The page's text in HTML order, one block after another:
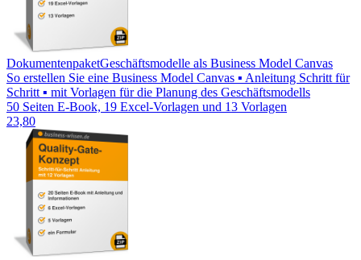
DokumentenpaketGeschäftsmodelle als Business Model Canvas
So erstellen Sie eine Business Model Canvas ▪ Anleitung Schritt für
Schritt ▪ mit Vorlagen für die Planung des Geschäftsmodells
50 Seiten E-Book, 19 Excel-Vorlagen und 13 Vorlagen
23,80